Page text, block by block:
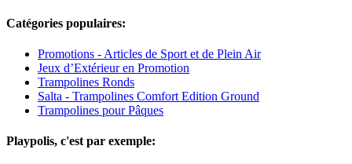
Catégories populaires:
Promotions - Articles de Sport et de Plein Air
Jeux d’Extérieur en Promotion
Trampolines Ronds
Salta - Trampolines Comfort Edition Ground
Trampolines pour Pâques
Playpolis, c'est par exemple: